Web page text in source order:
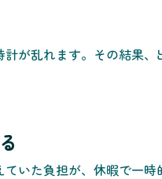
が乱れます。その結果、
いた負担が、休暇で一